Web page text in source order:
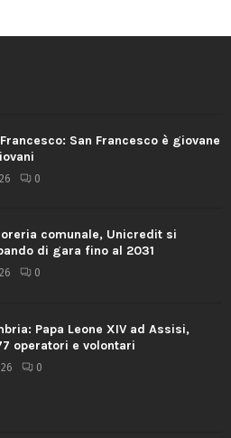
San Francesco è giovane
0
comunale, Unicredit si
di gara fino al 2031
0
Papa Leone XIV ad Assisi,
operatori e volontari
0